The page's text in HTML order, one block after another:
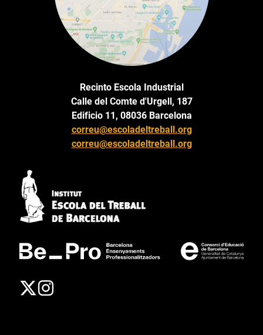
Recinto Escola Industrial
Calle del Comte d'Urgell, 187
Edificio 11, 08036 Barcelona
correu@escoladeltreball.org
correu@escoladeltreball.org